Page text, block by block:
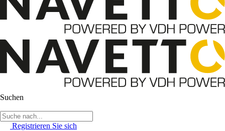
Suchen
Registrieren Sie sich